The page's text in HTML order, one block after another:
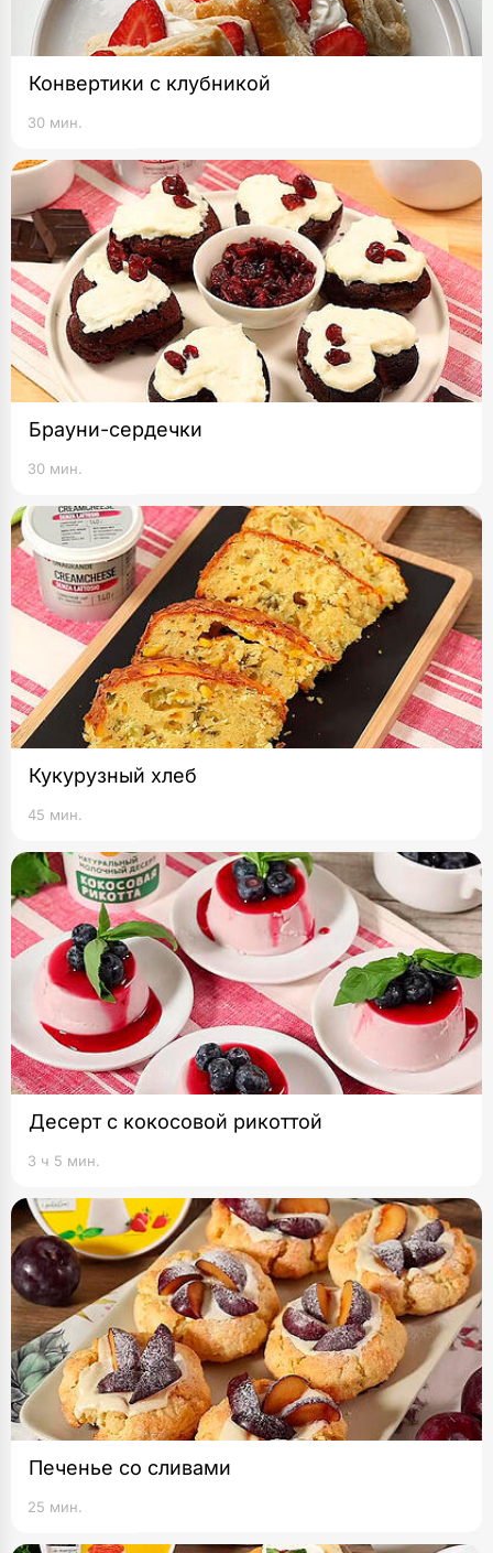
Конвертики с клубникой
30 мин.
Брауни-сердечки
30 мин.
Кукурузный хлеб
45 мин.
Десерт с кокосовой рикоттой
3 ч 5 мин.
Печенье со сливами
25 мин.